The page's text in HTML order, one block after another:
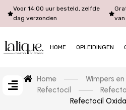
Voor 14:00 uur besteld, zelfde
dag verzonden
HOME OPLEIDINGEN
Home
Wimpers
Refectocil
Refectocil